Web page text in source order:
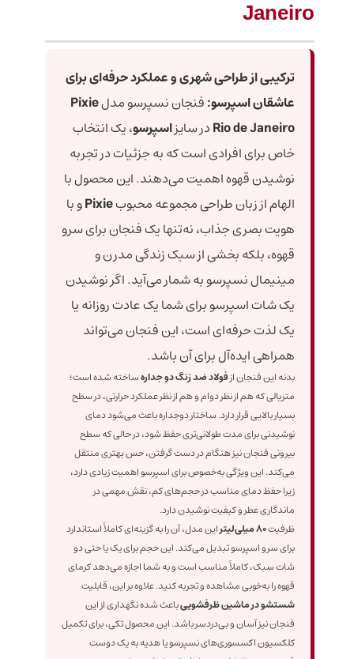
Janeiro
ترکیبی از طراحی شهری و عملکرد حرفه‌ای برای
عاشقان اسپرسو:فنجان نسپرسو مدلPixie
Rio de Janeiroدر سایزاسپرسو، یک انتخاب
خاص برای افرادی است که به جزئیات در تجربه
نوشیدن قهوه اهمیت می‌دهند. این محصول با
الهام از زبان طراحی مجموعه محبوبPixieو با
هویت بصری جذاب، نه‌تنها یک فنجان برای سرو
قهوه، بلکه بخشی از سبک زندگی مدرن و
مینیمال نسپرسو به شمار می‌آید. اگر نوشیدن
یک شات اسپرسو برای شما یک عادت روزانه یا
یک لذت حرفه‌ای است، این فنجان می‌تواند
همراهی ایده‌آل برای آن باشد.
بدنه این فنجان ازفولاد ضد زنگ دو جدارهساخته شده است؛
متریالی که هم از نظر دوام و هم از نظر عملکرد حرارتی، در سطح
بسیار بالایی قرار دارد. ساختار دوجداره باعث می‌شود دمای
نوشیدنی برای مدت طولانی‌تری حفظ شود، در حالی که سطح
بیرونی فنجان نیز هنگام در دست گرفتن، حس بهتری منتقل
می‌کند. این ویژگی به‌خصوص برای اسپرسو اهمیت زیادی دارد،
زیرا حفظ دمای مناسب در حجم‌های کم، نقش مهمی در
ماندگاری عطر و کیفیت نوشیدن دارد.
ظرفیت80 میلی‌لیتر
این مدل، آن را به گزینه‌ای کاملاً استاندارد
برای سرو اسپرسو تبدیل می‌کند. این حجم برای یک یا حتی دو
شات سبک، کاملاً مناسب است و به شما اجازه می‌دهد کرمای
قهوه را به‌خوبی مشاهده و تجربه کنید. علاوه بر این، قابلیت
شستشو در ماشین ظرفشوییباعث شده نگهداری از این
فنجان نیز آسان و بی‌دردسر باشد. این محصول تکی، برای تکمیل
کلکسیون اکسسوری‌های نسپرسو یا هدیه به یک دوست